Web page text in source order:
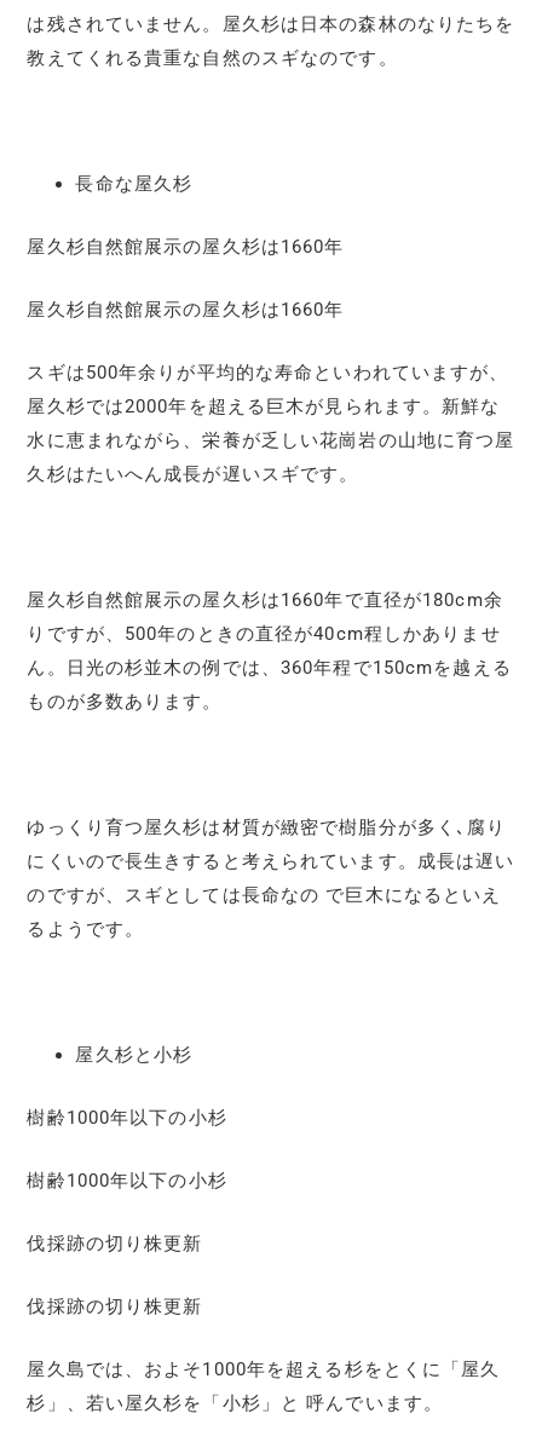
は残されていません。屋久杉は日本の森林のなりたちを
教えてくれる貴重な自然のスギなのです。
長命な屋久杉
屋久杉自然館展示の屋久杉は1660年
屋久杉自然館展示の屋久杉は1660年
スギは500年余りが平均的な寿命といわれていますが、
屋久杉では2000年を超える巨木が見られます。新鮮な
水に恵まれながら、栄養が乏しい花崗岩の山地に育つ屋
久杉はたいへん成長が遅いスギです。
屋久杉自然館展示の屋久杉は1660年で直径が180cm余
りですが、500年のときの直径が40cm程しかありませ
ん。日光の杉並木の例では、360年程で150cmを越える
ものが多数あります。
ゆっくり育つ屋久杉は材質が緻密で樹脂分が多く､腐り
にくいので長生きすると考えられています。成長は遅い
のですが、スギとしては長命なの で巨木になるといえ
るようです。
屋久杉と小杉
樹齢1000年以下の小杉
樹齢1000年以下の小杉
伐採跡の切り株更新
伐採跡の切り株更新
屋久島では、およそ1000年を超える杉をとくに「屋久
杉」、若い屋久杉を「小杉」と 呼んでいます。